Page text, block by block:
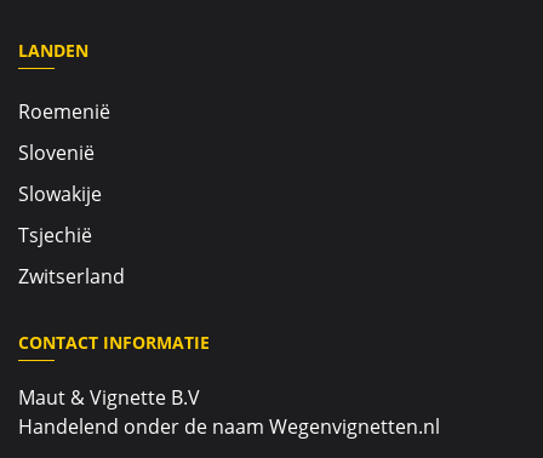
LANDEN
Roemenië
Slovenië
Slowakije
Tsjechië
Zwitserland
CONTACT INFORMATIE
Maut & Vignette B.V
Handelend onder de naam Wegenvignetten.nl